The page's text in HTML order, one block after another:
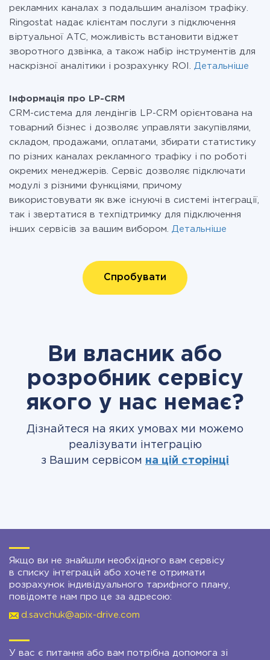
рекламних каналах з подальшим аналізом трафіку.
Ringostat надає клієнтам послуги з підключення
віртуальної АТС, можливість встановити віджет
зворотного дзвінка, а також набір інструментів для
наскрізної аналітики і розрахунку ROI. Детальніше
Інформація про LP-CRM
CRM-система для лендінгів LP-CRM орієнтована на
товарний бізнес і дозволяє управляти закупівлями,
складом, продажами, оплатами, збирати статистику
по різних каналах рекламного трафіку і по роботі
окремих менеджерів. Сервіс дозволяє підключати
модулі з різними функціями, причому
використовувати як вже існуючі в системі інтеграції,
так і звертатися в техпідтримку для підключення
інших сервісів за вашим вибором. Детальніше
Спробувати
Ви власник або
розробник сервісу
якого у нас немає?
Дізнайтеся на яких умовах ми можемо
реалізувати інтеграцію
з Вашим сервісом на цій сторінці
Якщо ви не знайшли необхідного вам сервісу
в списку інтеграцій або хочете отримати
розрахунок індивідуального тарифного плану,
повідомте нам про це за адресою:
d.savchuk@apix-drive.com
У вас є питання або вам потрібна допомога зі